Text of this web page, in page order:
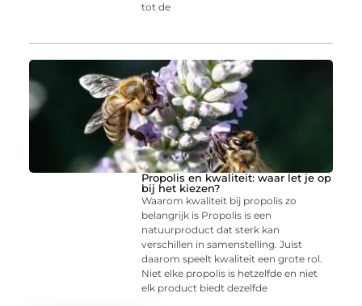
tot de
Propolis en kwaliteit: waar let je op
bij het kiezen?
Waarom kwaliteit bij propolis zo
belangrijk is Propolis is een
natuurproduct dat sterk kan
verschillen in samenstelling. Juist
daarom speelt kwaliteit een grote rol.
Niet elke propolis is hetzelfde en niet
elk product biedt dezelfde